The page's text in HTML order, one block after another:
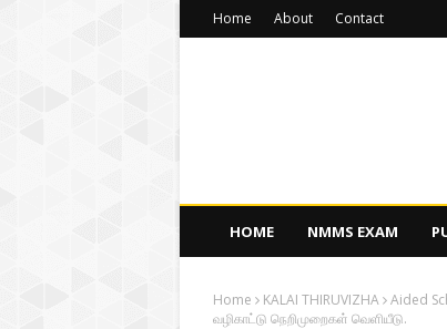
Home About Contact
HOME NMMS EXAM
Home KALAI THIRUVIZHA Aided
வழிகாட்டு நெறிமுறைகள் வெளியீடு.